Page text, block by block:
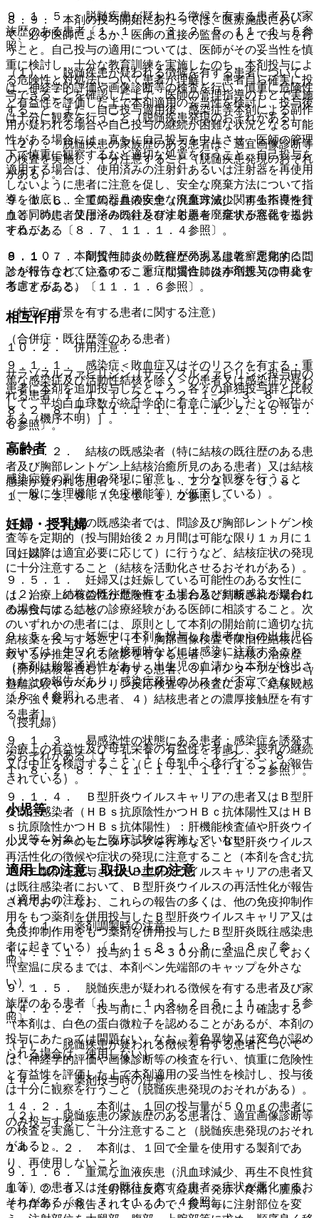
９．１．５． 脱髄疾患が疑われる徴候を有する患者及び家
族歴のある患者〔１．１、１．３、２．５、１１．１．５参
照〕。
（１）． 脱髄疾患が疑われる徴候を有する患者について
は、神経学的評価や画像診断等の検査を行い、慎重に危険性
と有益性を評価した上で本剤適用の妥当性を検討し、投与後
は十分に観察を行うこと（脱髄疾患発現のおそれがある）。
（２）． 脱髄疾患の家族歴のある患者は、適宜画像診断等
の検査を実施し、十分注意すること（脱髄疾患発現のおそれ
がある）。
９．１．６． 重篤な血液疾患（汎血球減少、再生不良性貧
血等）の患者又はその既往を有する患者：症状が悪化するお
それがある〔８．７、１１．１．４参照〕。
９．１．７． 間質性肺炎の既往歴のある患者：定期的に問
診を行うなど、注意すること（間質性肺炎が増悪又は再発す
ることがある）〔１１．１．６参照〕。
相互作用
１０．２． 併用注意：
サラゾスルファピリジン［サラゾスルファピリジン投与中の
患者に本剤を追加投与したところ、各々の単独投与群と比較
して、平均白血球数が統計学的に有意に減少したとの報告が
ある（機序不明）］。
高齢者
感染症等の副作用の発現に留意し、十分な観察を行うこと
（一般に生理機能（免疫機能等）が低下している）。
妊婦・授乳婦
（妊婦）
９．５．１． 妊婦又は妊娠している可能性のある女性に
は、治療上の有益性が危険性を上まわると判断される場合に
のみ投与すること。
９．５．２． 妊娠中に本剤を投与した患者からの出生児に
おいては、生ワクチン接種時などには感染に注意すること
（本剤は胎盤通過性があり、出生児の血清から本剤が検出さ
れたとの報告があり、感染症発現のリスクが否定できない）
〔８．４参照〕。
（授乳婦）
治療上の有益性及び母乳栄養の有益性を考慮し、授乳の継続
又は中止を検討すること（ヒト母乳中へ移行することが報告
されている）。
小児等
小児等を対象とした臨床試験は実施していない。
適用上の注意、取扱い上の注意
（適用上の注意）
１４．１． 薬剤調製時の注意
１４．１．１． 投与約１５〜３０分前に室温に戻しておく
（室温に戻るまでは、本剤ペン先端部のキャップを外さな
い）。
１４．１．２． 投与前に、内容物を目視により確認する
（本剤は、白色の蛋白微粒子を認めることがあるが、本剤の
投与にあたっては問題ない、なお、着色異物又は変色が認め
られる場合は、使用しない）。
１４．２． 薬剤投与時の注意
１４．２．１． 本剤は、１回の投与量が５０ｍｇの患者に
のみ投与すること。
１４．２．２． 本剤は、１回で全量を使用する製剤であ
り、再使用しないこと。
１４．２．３． 注射部位反応（紅斑、発赤、疼痛、腫脹、
そう痒等）が報告されているので、投与毎に注射部位を変
８．９． 本剤の投与開始にあたっては、医療施設におい
て、必ず医師によるか、医師の直接の監督のもとで投与を行
うこと。自己投与の適用については、医師がその妥当性を慎
重に検討し、十分な教育訓練を実施したのち、本剤投与によ
る危険性と対処法について患者が理解し、患者自ら確実に投
与できることを確認した上で、医師の管理指導のもとで実施
すること。また、自己投与適用後、感染症等本剤による副作
用が疑われる場合や自己投与の継続が困難な状況となる可能
性がある場合には、直ちに自己投与を中止させ、医師の管理
下で慎重に観察するなど適切な処置を行うこと。自己投与を
適用する場合は、使用済みの注射針あるいは注射器を再使用
しないように患者に注意を促し、安全な廃棄方法について指
導を徹底し、全ての器具の安全な廃棄方法に関する指導を行
うと同時に、使用済みの針及び注射器を廃棄する容器を提供
すること。
８．１０． 本剤投与により乾癬が発現又は乾癬悪化するこ
とが報告されているので、重症な場合には本剤投与の中止を
考慮すること。
（特定の背景を有する患者に関する注意）
（合併症・既往歴等のある患者）
９．１．１． 感染症＜敗血症又はそのリスクを有する・重
篤な感染症及び活動性結核を除く＞の患者又は感染症が疑わ
れる患者〔１．１、１．２．１、２．１−２．３、８．１、
８．２、８．７、１１．１．１、１１．１．２、１５．１．
６参照〕。
９．１．２． 結核の既感染者（特に結核の既往歴のある患
者及び胸部レントゲン上結核治癒所見のある患者）又は結核
感染が疑われる患者〔１．１、１．２．２、２．３、８．
１、８．２、８．７、１１．１．２参照〕。
（１）． 結核の既感染者では、問診及び胸部レントゲン検
査等を定期的（投与開始後２ヵ月間は可能な限り１ヵ月に１
回、以降は適宜必要に応じて）に行うなど、結核症状の発現
に十分注意すること（結核を活動化させるおそれがある）。
（２）． 結核の既往歴を有する場合及び結核感染が疑われ
る場合には、結核の診療経験がある医師に相談すること。次
のいずれかの患者には、原則として本剤の開始前に適切な抗
結核薬を投与すること［１）胸部画像検査で陳旧性結核に合
致するか推定される陰影を有する患者、２）結核の治療歴
（肺外結核を含む）を有する患者、３）インターフェロン−γ
遊離試験やツベルクリン反応検査等の検査により、結核既感
染が強く疑われる患者、４）結核患者との濃厚接触歴を有す
る患者］。
９．１．３． 易感染性の状態にある患者：感染症を誘発す
るおそれがある〔１．１、１．２、２．１−２．３、８．
１、８．２、８．７、１１．１．１、１１．１．２参照〕。
９．１．４． Ｂ型肝炎ウイルスキャリアの患者又はＢ型肝
炎既往感染者（ＨＢｓ抗原陰性かつＨＢｃ抗体陽性又はＨＢ
ｓ抗原陰性かつＨＢｓ抗体陽性）：肝機能検査値や肝炎ウイ
ルスマーカーのモニタリングを行うなど、Ｂ型肝炎ウイルス
再活性化の徴候や症状の発現に注意すること（本剤を含む抗
ＴＮＦ製剤を投与されたＢ型肝炎ウイルスキャリアの患者又
は既往感染者において、Ｂ型肝炎ウイルスの再活性化が報告
されており、なお、これらの報告の多くは、他の免疫抑制作
用をもつ薬剤を併用投与したＢ型肝炎ウイルスキャリア又は
免疫抑制作用をもつ薬剤を併用投与したＢ型肝炎既往感染患
者に起きている）〔１．１、８．１、８．３、８．７参
照〕。
９．１．５． 脱髄疾患が疑われる徴候を有する患者及び家
族歴のある患者〔１．１、１．３、２．５、１１．１．５参
照〕。
（１）． 脱髄疾患が疑われる徴候を有する患者について
は、神経学的評価や画像診断等の検査を行い、慎重に危険性
と有益性を評価した上で本剤適用の妥当性を検討し、投与後
は十分に観察を行うこと（脱髄疾患発現のおそれがある）。
（２）． 脱髄疾患の家族歴のある患者は、適宜画像診断等
の検査を実施し、十分注意すること（脱髄疾患発現のおそれ
がある）。
９．１．６． 重篤な血液疾患（汎血球減少、再生不良性貧
血等）の患者又はその既往を有する患者：症状が悪化するお
それがある〔８．７、１１．１．４参照〕。